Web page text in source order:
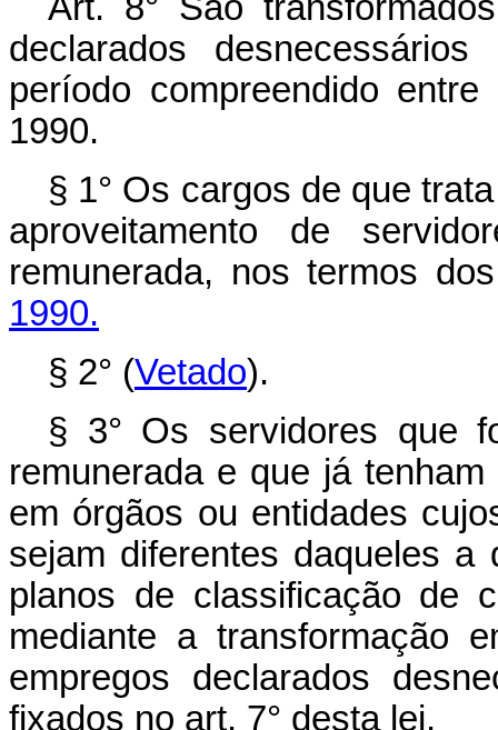
declarados
período compreendido
1990.
§ 1° Os cargos de que
aproveitamento de
remunerada, nos termos
1990.
§ 2° (Vetado).
§ 3° Os servidores que
remunerada e que já
em órgãos ou entidades
sejam diferentes daqueles
planos de classificação de
mediante a transformação
empregos declarados
fixados no art. 7° desta lei.